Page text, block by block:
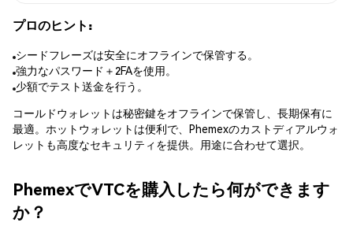
プロのヒント:
シードフレーズは安全にオフラインで保管する。
強力なパスワード＋2FAを使用。
少額でテスト送金を行う。
コールドウォレットは秘密鍵をオフラインで保管し、長期保有に
最適。ホットウォレットは便利で、Phemexのカストディアルウォ
レットも高度なセキュリティを提供。用途に合わせて選択。
PhemexでVTCを購入したら何ができます
か？